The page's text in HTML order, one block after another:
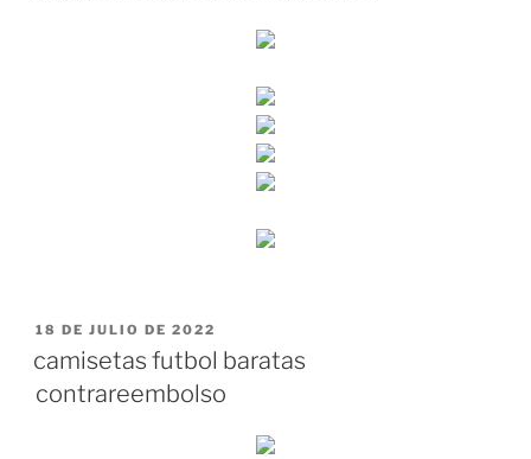
PUBLICADO
18 DE JULIO DE 2022
camisetas futbol baratas
contrareembolso